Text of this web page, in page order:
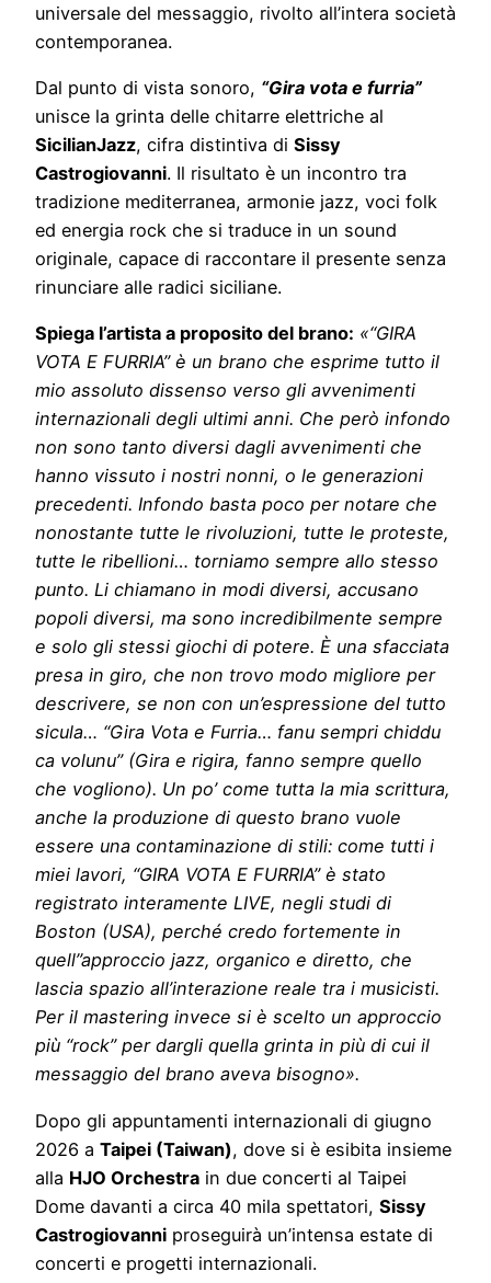
universale del messaggio, rivolto all’intera società
contemporanea.
Dal punto di vista sonoro, “Gira vota e furria”
unisce la grinta delle chitarre elettriche al
SicilianJazz, cifra distintiva di Sissy
Castrogiovanni. Il risultato è un incontro tra
tradizione mediterranea, armonie jazz, voci folk
ed energia rock che si traduce in un sound
originale, capace di raccontare il presente senza
rinunciare alle radici siciliane.
Spiega l’artista a proposito del brano: «“GIRA
VOTA E FURRIA” è un brano che esprime tutto il
mio assoluto dissenso verso gli avvenimenti
internazionali degli ultimi anni. Che però infondo
non sono tanto diversi dagli avvenimenti che
hanno vissuto i nostri nonni, o le generazioni
precedenti. Infondo basta poco per notare che
nonostante tutte le rivoluzioni, tutte le proteste,
tutte le ribellioni… torniamo sempre allo stesso
punto. Li chiamano in modi diversi, accusano
popoli diversi, ma sono incredibilmente sempre
e solo gli stessi giochi di potere. È una sfacciata
presa in giro, che non trovo modo migliore per
descrivere, se non con un’espressione del tutto
sicula… “Gira Vota e Furria… fanu sempri chiddu
ca volunu” (Gira e rigira, fanno sempre quello
che vogliono). Un po’ come tutta la mia scrittura,
anche la produzione di questo brano vuole
essere una contaminazione di stili: come tutti i
miei lavori, “GIRA VOTA E FURRIA” è stato
registrato interamente LIVE, negli studi di
Boston (USA), perché credo fortemente in
quell’’approccio jazz, organico e diretto, che
lascia spazio all’interazione reale tra i musicisti.
Per il mastering invece si è scelto un approccio
più “rock” per dargli quella grinta in più di cui il
messaggio del brano aveva bisogno».
Dopo gli appuntamenti internazionali di giugno
2026 a Taipei (Taiwan), dove si è esibita insieme
alla HJO Orchestra in due concerti al Taipei
Dome davanti a circa 40 mila spettatori, Sissy
Castrogiovanni proseguirà un’intensa estate di
concerti e progetti internazionali.